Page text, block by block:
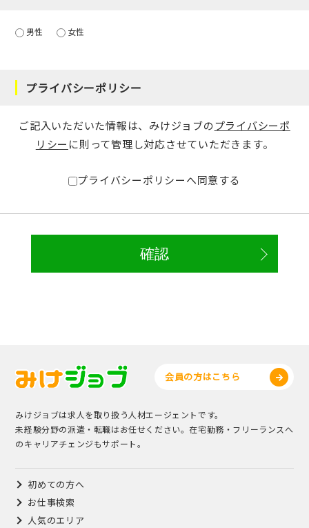
男性 女性
プライバシーポリシー
ご記入いただいた情報は、みけジョブのプライバシーポ
リシー に則って管理し対応させていただきます。
プライバシーポリシーへ同意する
会員の方はこちら
みけジョブは求人を取り扱う人材エージェントです。
未経験分野の派遣・転職はお任せください。在宅勤務・フリーランスへ
のキャリアチェンジもサポート。
初めての方へ
お仕事検索
人気のエリア